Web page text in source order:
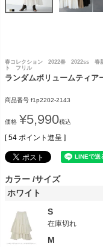
春コレクション 2022春 2022ss
ト フリル
ランダムボリュームティア
商品番号 f1p2202-2143
価格 ¥5,990税込
[ 54 ポイント進呈 ]
カラー サイズ
ホワイト
S
在庫切れ
M